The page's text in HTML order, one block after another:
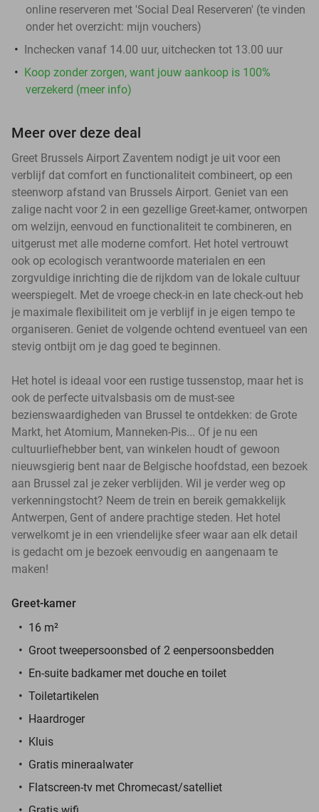
online reserveren met 'Social Deal Reserveren' (te vinden
onder het overzicht: mijn vouchers)
Inchecken vanaf 14.00 uur, uitchecken tot 13.00 uur
Koop zonder zorgen, want jouw aankoop is 100%
verzekerd (meer info)
Meer over deze deal
Greet Brussels Airport Zaventem nodigt je uit voor een
verblijf dat comfort en functionaliteit combineert, op een
steenworp afstand van Brussels Airport. Geniet van een
zalige nacht voor 2 in een gezellige Greet-kamer, ontworpen
om welzijn, eenvoud en functionaliteit te combineren, en
uitgerust met alle moderne comfort. Het hotel vertrouwt
ook op ecologisch verantwoorde materialen en een
zorgvuldige inrichting die de rijkdom van de lokale cultuur
weerspiegelt. Met de vroege check-in en late check-out heb
je maximale flexibiliteit om je verblijf in je eigen tempo te
organiseren. Geniet de volgende ochtend eventueel van een
stevig ontbijt om je dag goed te beginnen.
Het hotel is ideaal voor een rustige tussenstop, maar het is
ook de perfecte uitvalsbasis om de must-see
bezienswaardigheden van Brussel te ontdekken: de Grote
Markt, het Atomium, Manneken-Pis... Of je nu een
cultuurliefhebber bent, van winkelen houdt of gewoon
nieuwsgierig bent naar de Belgische hoofdstad, een bezoek
aan Brussel zal je zeker verblijden. Wil je verder weg op
verkenningstocht? Neem de trein en bereik gemakkelijk
Antwerpen, Gent of andere prachtige steden. Het hotel
verwelkomt je in een vriendelijke sfeer waar aan elk detail
is gedacht om je bezoek eenvoudig en aangenaam te
maken!
Greet-kamer
16 m²
Groot tweepersoonsbed of 2 eenpersoonsbedden
En-suite badkamer met douche en toilet
Toiletartikelen
Haardroger
Kluis
Gratis mineraalwater
Flatscreen-tv met Chromecast/satelliet